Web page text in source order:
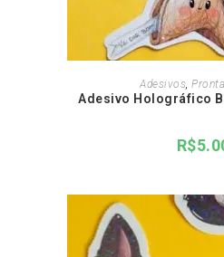
ADICIONAR AO
Adesivos,
Adesivo Holográfico
R$